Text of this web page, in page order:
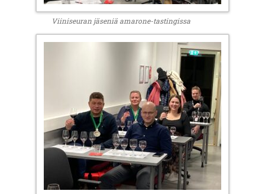
Viiniseuran jäseniä amarone-tastingissa